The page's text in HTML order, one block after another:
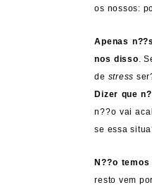
os nossos:
Apenas
nos disso.
de stress
Dizer que
n??o vai
se essa
N??o
resto vem